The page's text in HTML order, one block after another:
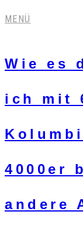
MENÜ
Wie es
ich mit
4000er
andere